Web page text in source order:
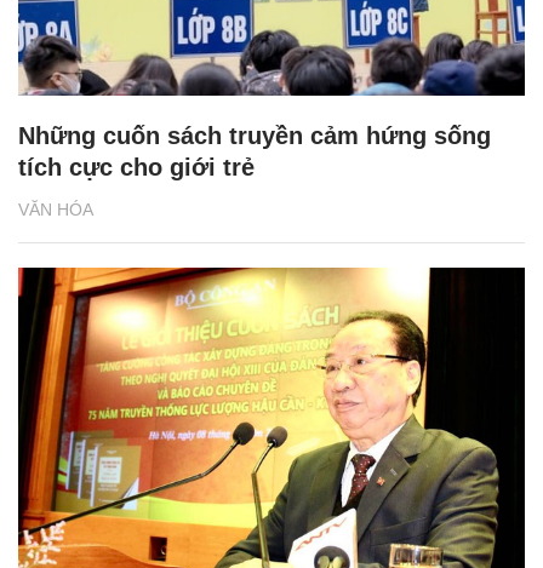
VĂN HÓA
Những cuốn sách truyền cảm hứng sống
tích cực cho giới trẻ